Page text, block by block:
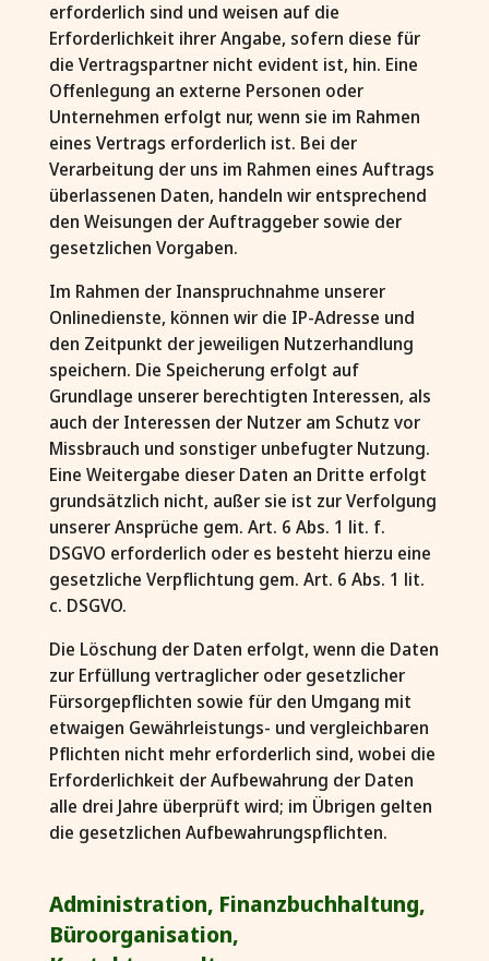
erforderlich sind und weisen auf die
Erforderlichkeit ihrer Angabe, sofern diese für
die Vertragspartner nicht evident ist, hin. Eine
Offenlegung an externe Personen oder
Unternehmen erfolgt nur, wenn sie im Rahmen
eines Vertrags erforderlich ist. Bei der
Verarbeitung der uns im Rahmen eines Auftrags
überlassenen Daten, handeln wir entsprechend
den Weisungen der Auftraggeber sowie der
gesetzlichen Vorgaben.
Im Rahmen der Inanspruchnahme unserer
Onlinedienste, können wir die IP-Adresse und
den Zeitpunkt der jeweiligen Nutzerhandlung
speichern. Die Speicherung erfolgt auf
Grundlage unserer berechtigten Interessen, als
auch der Interessen der Nutzer am Schutz vor
Missbrauch und sonstiger unbefugter Nutzung.
Eine Weitergabe dieser Daten an Dritte erfolgt
grundsätzlich nicht, außer sie ist zur Verfolgung
unserer Ansprüche gem. Art. 6 Abs. 1 lit. f.
DSGVO erforderlich oder es besteht hierzu eine
gesetzliche Verpflichtung gem. Art. 6 Abs. 1 lit.
c. DSGVO.
Die Löschung der Daten erfolgt, wenn die Daten
zur Erfüllung vertraglicher oder gesetzlicher
Fürsorgepflichten sowie für den Umgang mit
etwaigen Gewährleistungs- und vergleichbaren
Pflichten nicht mehr erforderlich sind, wobei die
Erforderlichkeit der Aufbewahrung der Daten
alle drei Jahre überprüft wird; im Übrigen gelten
die gesetzlichen Aufbewahrungspflichten.
Administration, Finanzbuchhaltung,
Büroorganisation,